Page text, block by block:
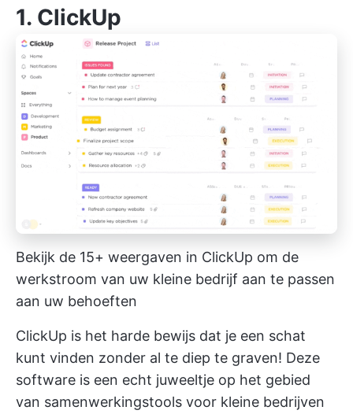
1. ClickUp
Bekijk de 15+ weergaven in ClickUp om de
werkstroom van uw kleine bedrijf aan te passen
aan uw behoeften
ClickUp is het harde bewijs dat je een schat
kunt vinden zonder al te diep te graven! Deze
software is een echt juweeltje op het gebied
van samenwerkingstools voor kleine bedrijven